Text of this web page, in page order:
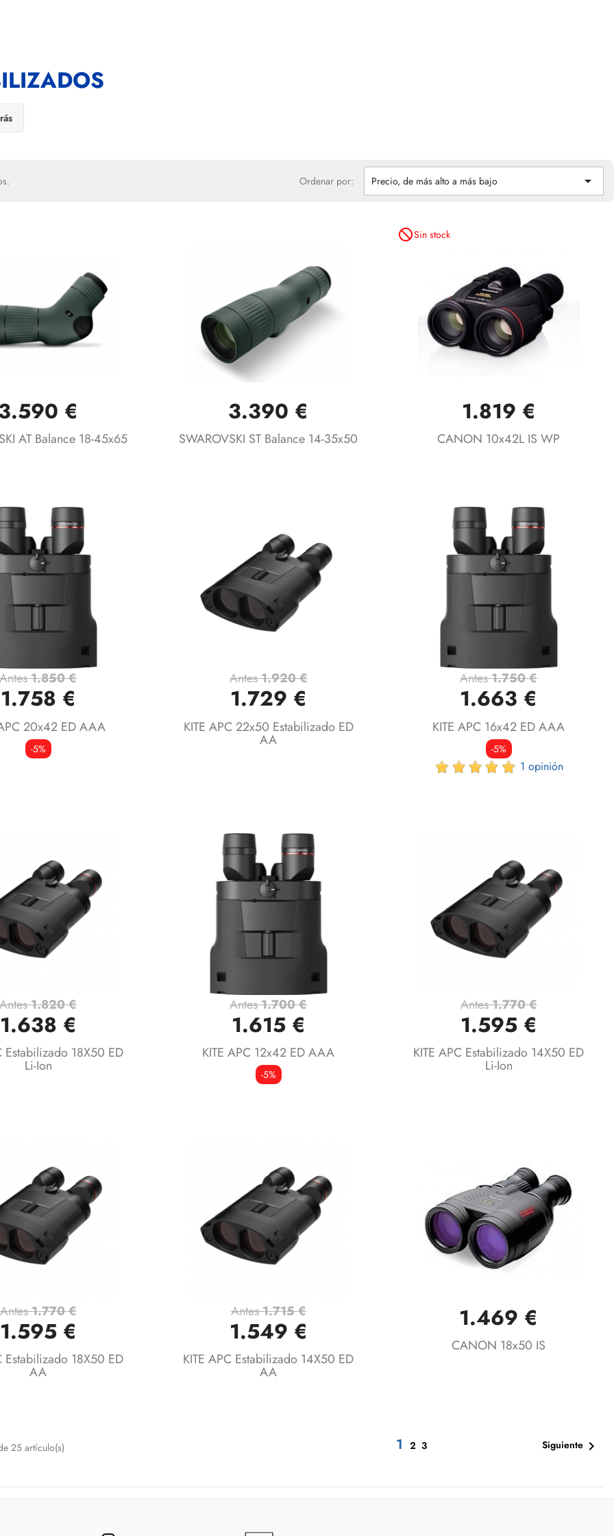
Ordenar por: Precio, de más alto a más bajo 
 Vista rápida
€
AT Balance 18-45x65
 Vista rápida
3.390 €
SWAROVSKI ST Balance 14-35x50
not_interestedSin stock
 Vista rápida
1.819 €
CANON 10x42L IS WP
Vista rápida
Antes1.850 €
1.758 €
20x42 ED AAA
-5%
Vista rápida
Antes1.920 €
1.729 €
KITE APC 22x50 Estabilizado ED
AA
Vista rápida
Antes1.750 €
1.663 €
KITE APC 16x42 ED AAA
-5%
1 opinión
Vista rápida
Antes1.820 €
1.638 €
Estabilizado 18X50 ED
Li-Ion
Vista rápida
Antes1.700 €
1.615 €
KITE APC 12x42 ED AAA
-5%
Vista rápida
Antes1.770 €
1.595 €
KITE APC Estabilizado 14X50 ED
Li-Ion
Vista rápida
Antes1.770 €
1.595 €
Estabilizado 18X50 ED
AA
Vista rápida
Antes1.715 €
1.549 €
KITE APC Estabilizado 14X50 ED
AA
Vista rápida
1.469 €
CANON 18x50 IS
25 artículo(s) 123 Siguiente